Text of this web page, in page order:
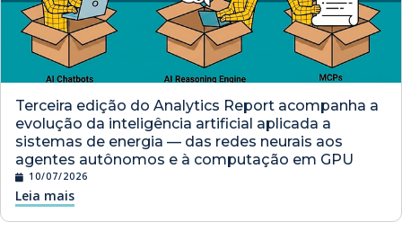
Terceira edição do Analytics Report acompanha a
evolução da inteligência artificial aplicada a
sistemas de energia — das redes neurais aos
agentes autônomos e à computação em GPU
10/07/2026
Leia mais